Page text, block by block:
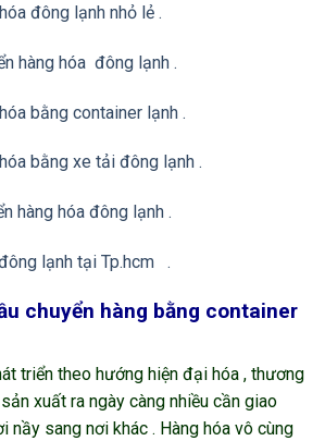
đông lạnh nhỏ lẻ .
hàng hóa đông lạnh .
bằng container lạnh .
bằng xe tải đông lạnh .
hàng hóa đông lạnh .
lạnh tại Tp.hcm .
chuyển hàng bằng container
triển theo hướng hiện đại hóa , thương
xuất ra ngày càng nhiều cần giao
nầy sang nơi khác . Hàng hóa vô cùng